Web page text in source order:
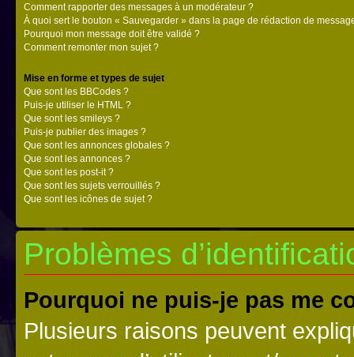
Comment rapporter des messages à un modérateur ?
À quoi sert le bouton « Sauvegarder » dans la page de rédaction de
Pourquoi mon message doit être validé ?
Comment remonter mon sujet ?
Mise en forme et types de sujet
Que sont les BBCodes ?
Puis-je utiliser le HTML ?
Que sont les smileys ?
Puis-je publier des images ?
Que sont les annonces globales ?
Que sont les annonces ?
Que sont les post-it ?
Que sont les sujets verrouillés ?
Que sont les icônes de sujet ?
Problèmes
Pourquoi ne puis-je pas me
Plusieurs raisons peuvent